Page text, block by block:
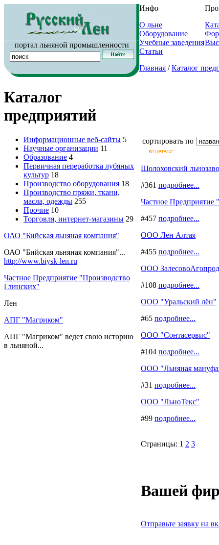
портал льняной промышленности
Инфо
О льне
Оборудование
Учебные заведения
Статьи
Главная /Каталог
Каталог
предприятий
Информационные веб-сайты 5
Научные организации 11
Образование 4
Первичная переработка лубяных
культур 18
Производство оборудования 18
Производство пряжи, ткани,
масла, одежды 255
Прочие 10
Торговля, интернет-магазины 29
ОАО "Бийская льняная компания"
ОАО "Бийская льняная компания"...
http://www.biysk-len.ru
Частное Предприятие "Производство
Глинских"
Лен
АПГ "Магриком"
АПГ "Магриком" ведет свою историю
в льняной...
сортировать по
Шолоховский
#361 подробнее...
Частное Предприятие
#457 подробнее...
ООО Лен Алтая
#455 подробнее...
ООО
#108 подробнее...
ООО "Уральский лён"
#65 подробнее...
ООО "Сонтасервис"
#104 подробнее...
ООО "Льняная
#31 подробнее...
ООО "ЛьноТекс"
#99 подробнее...
Страницы: 1 2 3
Вашей
Отправьте заявку на